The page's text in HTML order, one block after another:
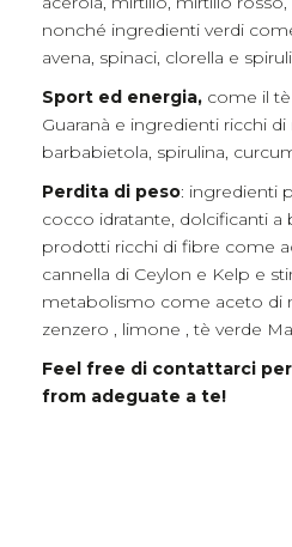
nonché ingredienti verdi
avena, spinaci, clorella e
Sport ed energia, come il
Guaranà e ingredienti ricchi
barbabietola, spirulina,
Perdita di peso: ingredienti
cocco idratante, dolcificanti a
prodotti ricchi di fibre come
cannella di Ceylon e Kelp e
metabolismo come aceto di
zenzero , limone , tè verde
Feel free di contattarci
from adeguate a te!